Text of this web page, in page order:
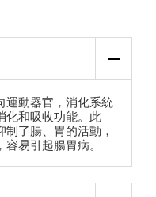
運動器官，消化系統
化和吸收功能。此
了腸、胃的活動，
易引起腸胃病。